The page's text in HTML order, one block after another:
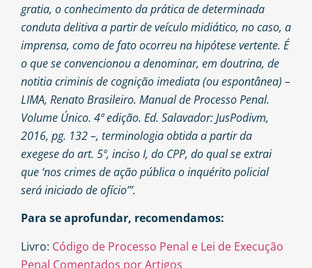
gratia, o conhecimento da prática de determinada
conduta delitiva a partir de veículo midiático, no caso, a
imprensa, como de fato ocorreu na hipótese vertente. É
o que se convencionou a denominar, em doutrina, de
notitia criminis de cognição imediata (ou espontânea) –
LIMA, Renato Brasileiro. Manual de Processo Penal.
Volume Único. 4ª edição. Ed. Salavador: JusPodivm,
2016, pg. 132 –, terminologia obtida a partir da
exegese do art. 5º, inciso I, do CPP, do qual se extrai
que ‘nos crimes de ação pública o inquérito policial
será iniciado de ofício’”.
Para se aprofundar, recomendamos:
Livro: Código de Processo Penal e Lei de Execução
Penal Comentados por Artigos